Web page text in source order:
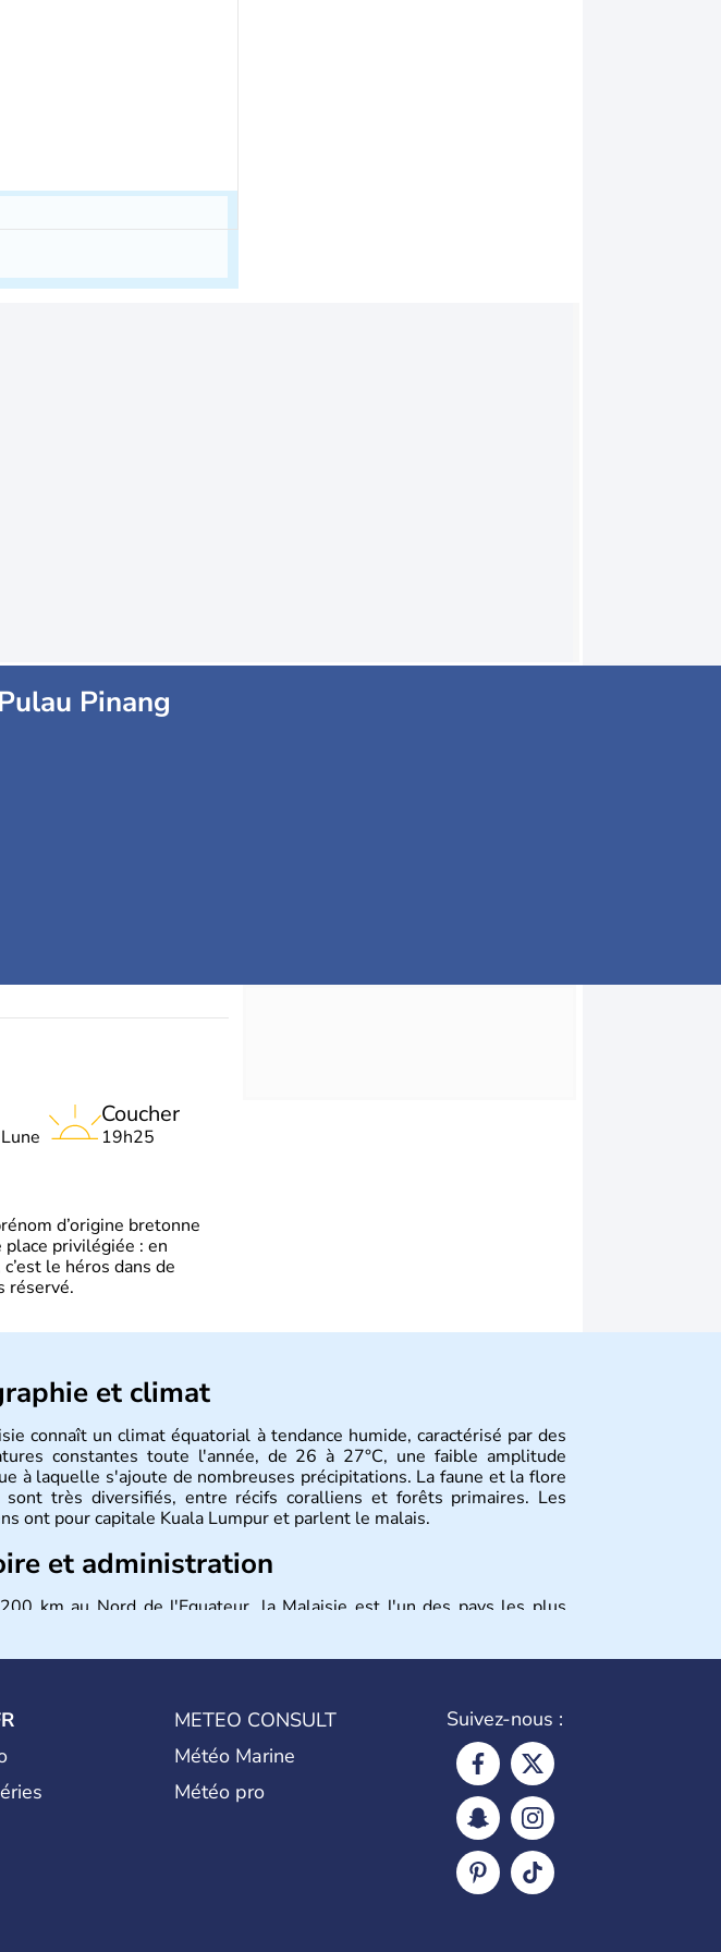
Pinang
Coucher
19h25
d’origine bretonne
place privilégiée : en
le héros dans de
réservé.
et climat
connaît un climat équatorial à tendance humide, caractérisé par des
constantes toute l'année, de 26 à 27°C, une faible amplitude
à laquelle s'ajoute de nombreuses précipitations. La faune et la flore
sont très diversifiés, entre récifs coralliens et forêts primaires. Les
ont pour capitale Kuala Lumpur et parlent le malais.
et administration
km au Nord de l'Equateur, la Malaisie est l'un des pays les plus
METEO CONSULT
Météo Marine
Météo pro
Suivez-nous :